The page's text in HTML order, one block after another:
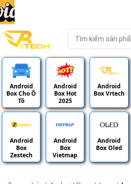
Android
Box Cho Ô
Tô
Android
Box Hot
2025
Android
Box Vrtech
Android
Box
Zestech
Android
Box
Vietmap
Android
Box Oled